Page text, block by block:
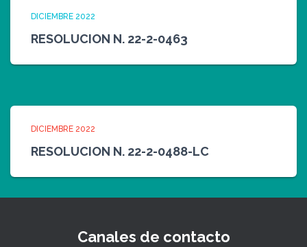
DICIEMBRE 2022
RESOLUCION N. 22-2-0463
DICIEMBRE 2022
RESOLUCION N. 22-2-0488-LC
Canales de contacto